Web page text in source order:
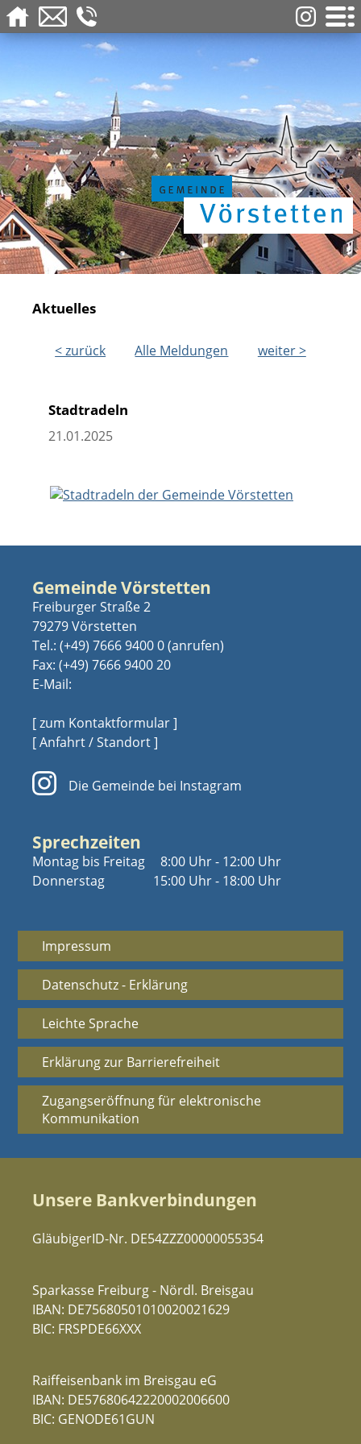
Aktuelles
< zurück Alle Meldungen weiter >
Stadtradeln
21.01.2025
Gemeinde Vörstetten
Freiburger Straße 2
79279 Vörstetten
Tel.: (+49) 7666 9400 0
Fax: (+49) 7666 9400 20
E-Mail:
[ zum Kontaktformular ]
[ Anfahrt / Standort ]
Die Gemeinde bei Instagram
Sprechzeiten
Montag bis Freitag
Donnerstag
8:00 Uhr - 12:00 Uhr
15:00 Uhr - 18:00 Uhr
Impressum
Datenschutz - Erklärung
Leichte Sprache
Erklärung zur Barrierefreiheit
Zugangseröffnung für elektronische
Kommunikation
Unsere Bankverbindungen
GläubigerID-Nr. DE54ZZZ00000055354
Sparkasse Freiburg - Nördl. Breisgau
IBAN: DE75680501010020021629
BIC: FRSPDE66XXX
Raiffeisenbank im Breisgau eG
IBAN: DE57680642220002006600
BIC: GENODE61GUN